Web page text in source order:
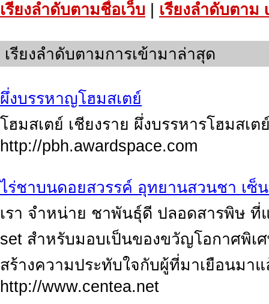
เรียงลำดับตามชื่อเว็บ เรียงลำดับตาม
เรียงลำดับตามการเข้ามาล่าสุด
ผึ่งบรรหาญโฮมสเตย์
โฮมสเตย์ เชียงราย ผึ่งบรรหารโฮมสเ
http://pbh.awardspace.com
ไร่ชาบนดอยสวรรค์ อุทยานสวนชา เซ็
เรา จำหน่าย ชาพันธุ์ดี ปลอดสารพิษ ที่
set สำหรับมอบเป็นของขวัญโอกาศพิเ
สร้างความประทับใจกับผู้ที่มาเยือนมา
http://www.centea.net